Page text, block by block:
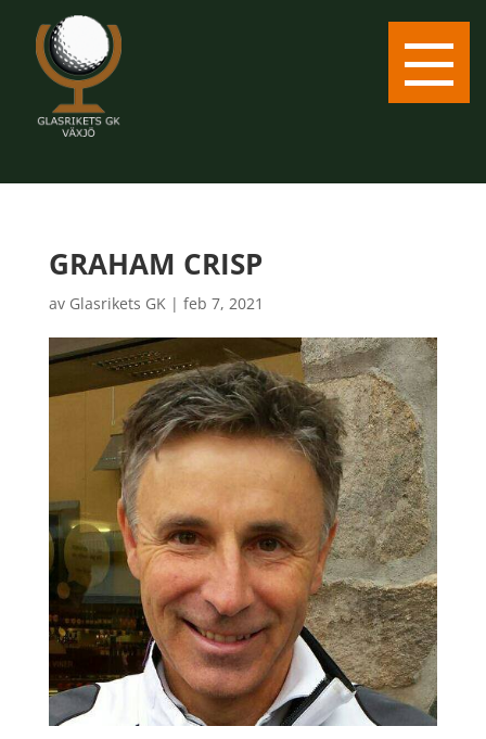
GRAHAM CRISP
av Glasrikets GK| feb 7, 2021